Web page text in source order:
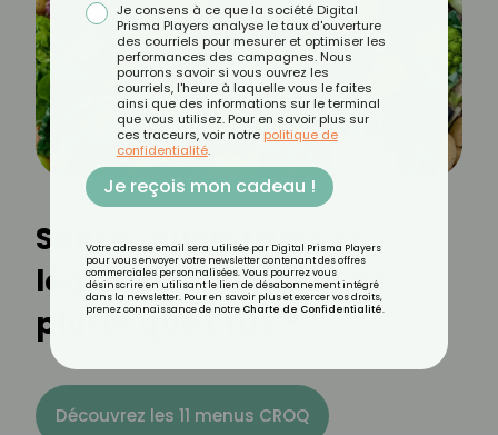
Santé : quels fruits et
légumes manger cuits
plutôt que crus ?
Découvrez les 11 menus CROQ
Je consens à ce que la société Digital
Prisma Players analyse le taux d'ouverture
des courriels pour mesurer et optimiser les
performances des campagnes. Nous
pourrons savoir si vous ouvrez les
courriels, l'heure à laquelle vous le faites
ainsi que des informations sur le terminal
que vous utilisez. Pour en savoir plus sur
ces traceurs, voir notre politique de
confidentialité.
Je reçois mon cadeau !
Votre adresse email sera utilisée par Digital Prisma Players
pour vous envoyer votre newsletter contenant des offres
commerciales personnalisées. Vous pourrez vous
désinscrire en utilisant le lien de désabonnement intégré
dans la newsletter. Pour en savoir plus et exercer vos droits,
prenez connaissance de notre Charte de Confidentialité.